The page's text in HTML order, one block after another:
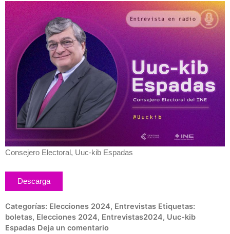
Consejero Electoral, Uuc-kib Espadas
Descarga
Categorías: Elecciones 2024, Entrevistas Etiquetas:
boletas, Elecciones 2024, Entrevistas2024, Uuc-kib
Espadas Deja un comentario